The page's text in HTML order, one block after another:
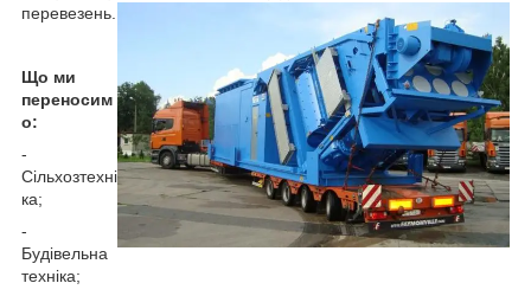
перевезень.
Що ми
переносим
о:
-
Сільхозтехні
ка;
-
Будівельна
техніка;